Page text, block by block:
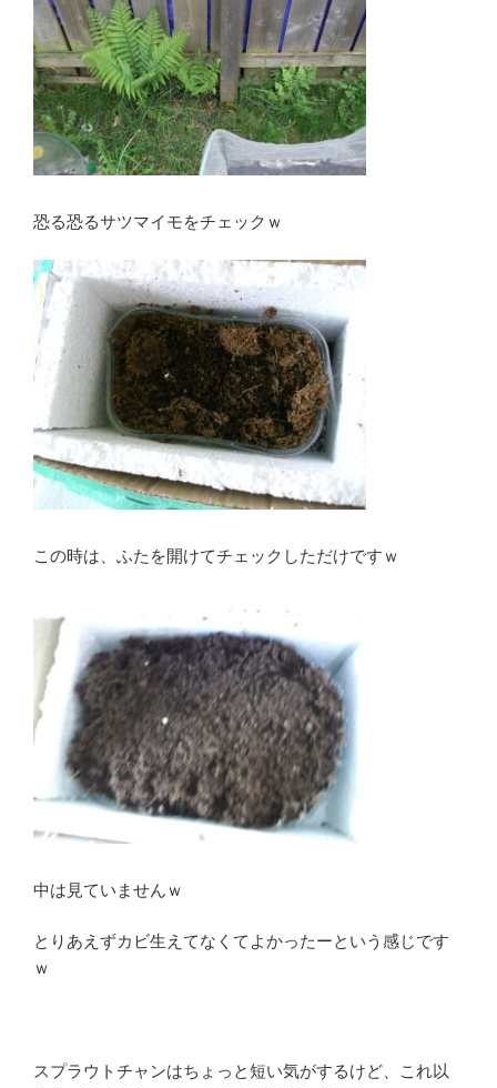
恐る恐るサツマイモをチェックｗ
この時は、ふたを開けてチェックしただけですｗ
中は見ていませんｗ
とりあえずカビ生えてなくてよかったーという感じです
ｗ
スプラウトチャンはちょっと短い気がするけど、これ以